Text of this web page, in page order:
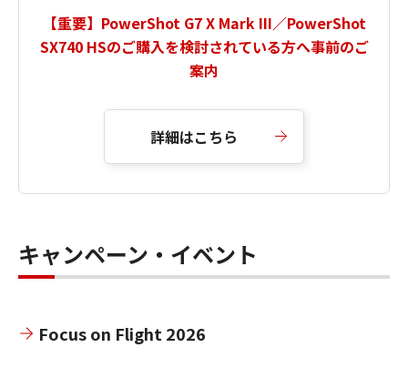
【重要】PowerShot G7 X Mark III／PowerShot
SX740 HSのご購入を検討されている方へ事前のご
案内
詳細はこちら
キャンペーン・イベント
Focus on Flight 2026